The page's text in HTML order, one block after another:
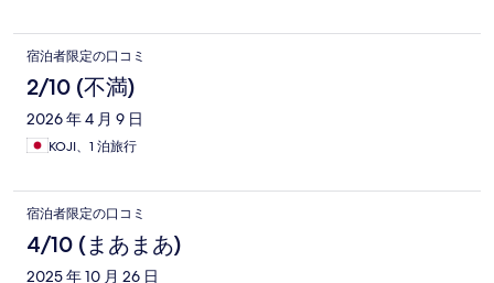
宿泊者限定の口コミ
2/10 (不満)
2026 年 4 月 9 日
KOJI、1 泊旅行
宿泊者限定の口コミ
4/10 (まあまあ)
2025 年 10 月 26 日